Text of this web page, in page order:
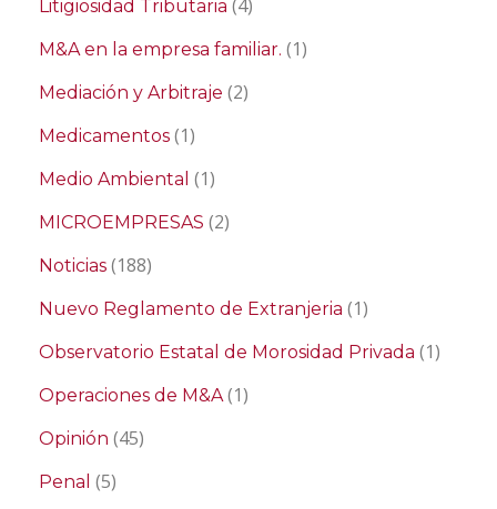
Litigiosidad Tributaria (4)
M&A en la empresa familiar. (1)
Mediación y Arbitraje (2)
Medicamentos (1)
Medio Ambiental (1)
MICROEMPRESAS (2)
Noticias (188)
Nuevo Reglamento de Extranjeria (1)
Observatorio Estatal de Morosidad Privada (1)
Operaciones de M&A(1)
Opinión (45)
Penal (5)